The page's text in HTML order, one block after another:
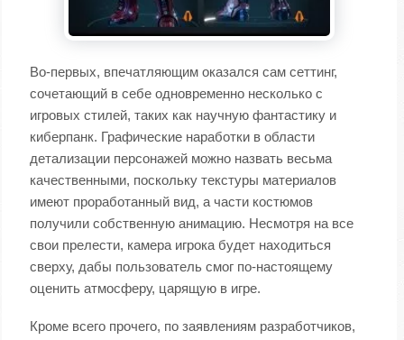
Во-первых, впечатляющим оказался сам сеттинг,
сочетающий в себе одновременно несколько с
игровых стилей, таких как научную фантастику и
киберпанк. Графические наработки в области
детализации персонажей можно назвать весьма
качественными, поскольку текстуры материалов
имеют проработанный вид, а части костюмов
получили собственную анимацию. Несмотря на все
свои прелести, камера игрока будет находиться
сверху, дабы пользователь смог по-настоящему
оценить атмосферу, царящую в игре.
Кроме всего прочего, по заявлениям разработчиков,